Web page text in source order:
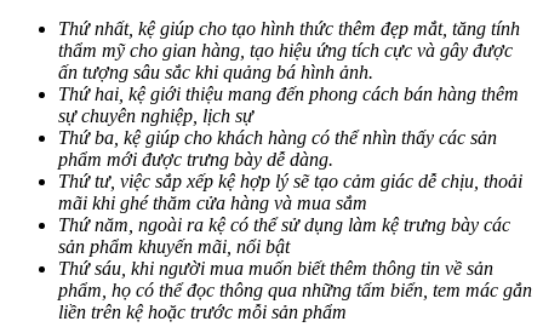
Thứ nhất, kệ giúp cho tạo hình thức thêm đẹp mắt, tăng tính
thẩm mỹ cho gian hàng, tạo hiệu ứng tích cực và gây được
ấn tượng sâu sắc khi quảng bá hình ảnh.
Thứ hai, kệ giới thiệu mang đến phong cách bán hàng thêm
sự chuyên nghiệp, lịch sự
Thứ ba, kệ giúp cho khách hàng có thể nhìn thấy các sản
phẩm mới được trưng bày dễ dàng.
Thứ tư, việc sắp xếp kệ hợp lý sẽ tạo cảm giác dễ chịu, thoải
mãi khi ghé thăm cửa hàng và mua sắm
Thứ năm, ngoài ra kệ có thể sử dụng làm kệ trưng bày các
sản phẩm khuyến mãi, nổi bật
Thứ sáu, khi người mua muốn biết thêm thông tin về sản
phẩm, họ có thể đọc thông qua những tấm biển, tem mác gắn
liền trên kệ hoặc trước mỗi sản phẩm